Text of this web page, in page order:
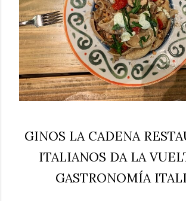
GINOS LA CADENA
ITALIANOS DA LA
GASTRONOMÍA